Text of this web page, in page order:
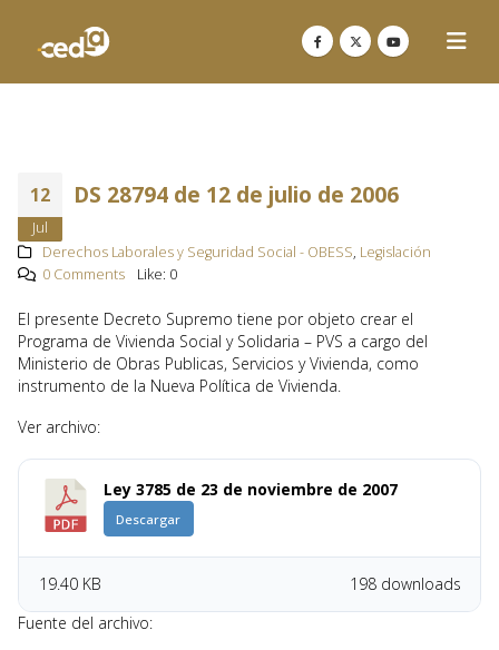
12
Jul
DS 28794 de 12 de julio de 2006
Derechos Laborales y Seguridad Social - OBESS, Legislación
0 Comments
Like: 0
El presente Decreto Supremo tiene por objeto crear el
Programa de Vivienda Social y Solidaria – PVS a cargo del
Ministerio de Obras Publicas, Servicios y Vivienda, como
instrumento de la Nueva Política de Vivienda.
Ver archivo:
Ley 3785 de 23 de noviembre de 2007
Descargar
198 downloads
19.40 KB
Fuente del archivo: